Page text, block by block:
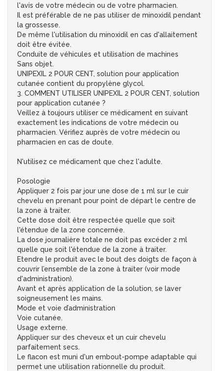
l'avis de votre médecin ou de votre pharmacien.
Il est préférable de ne pas utiliser de minoxidil pendant
la grossesse.
De même l'utilisation du minoxidil en cas d'allaitement
doit être évitée.
Conduite de véhicules et utilisation de machines
Sans objet.
UNIPEXIL 2 POUR CENT, solution pour application
cutanée contient du propylène glycol.
3. COMMENT UTILISER UNIPEXIL 2 POUR CENT, solution
pour application cutanée ?
Veillez à toujours utiliser ce médicament en suivant
exactement les indications de votre médecin ou
pharmacien. Vérifiez auprès de votre médecin ou
pharmacien en cas de doute.
N'utilisez ce médicament que chez l'adulte.
Posologie
Appliquer 2 fois par jour une dose de 1 ml sur le cuir
chevelu en prenant pour point de départ le centre de
la zone à traiter.
Cette dose doit être respectée quelle que soit
l'étendue de la zone concernée.
La dose journalière totale ne doit pas excéder 2 ml
quelle que soit l'étendue de la zone à traiter.
Etendre le produit avec le bout des doigts de façon à
couvrir l’ensemble de la zone à traiter (voir mode
d'administration).
Avant et après application de la solution, se laver
soigneusement les mains.
Mode et voie d’administration
Voie cutanée.
Usage externe.
Appliquer sur des cheveux et un cuir chevelu
parfaitement secs.
Le flacon est muni d'un embout-pompe adaptable qui
permet une utilisation rationnelle du produit.